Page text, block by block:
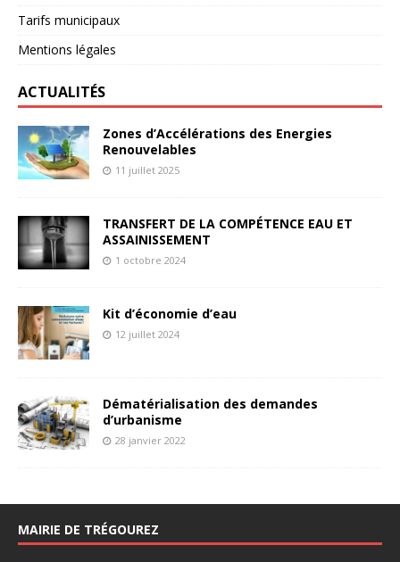
Tarifs municipaux
Mentions légales
ACTUALITÉS
Zones d’Accélérations des Energies
Renouvelables
11 juillet 2025
TRANSFERT DE LA COMPÉTENCE EAU ET
ASSAINISSEMENT
1 octobre 2024
Kit d’économie d’eau
12 juillet 2024
Dématérialisation des demandes
d’urbanisme
28 janvier 2022
MAIRIE DE TRÉGOUREZ